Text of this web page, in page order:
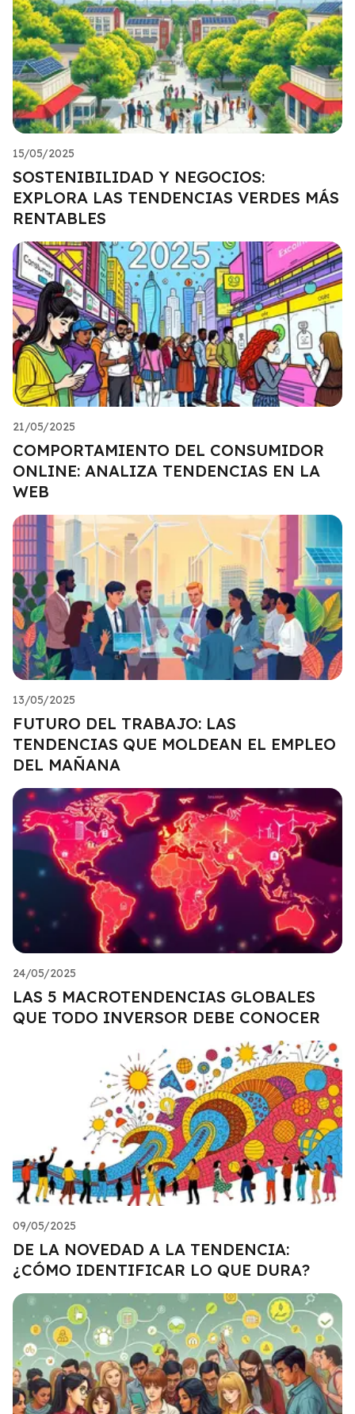
15/05/2025
SOSTENIBILIDAD Y NEGOCIOS:
EXPLORA LAS TENDENCIAS VERDES MÁS
RENTABLES
21/05/2025
COMPORTAMIENTO DEL CONSUMIDOR
ONLINE: ANALIZA TENDENCIAS EN LA
WEB
13/05/2025
FUTURO DEL TRABAJO: LAS
TENDENCIAS QUE MOLDEAN EL EMPLEO
DEL MAÑANA
24/05/2025
LAS 5 MACROTENDENCIAS GLOBALES
QUE TODO INVERSOR DEBE CONOCER
09/05/2025
DE LA NOVEDAD A LA TENDENCIA:
¿CÓMO IDENTIFICAR LO QUE DURA?